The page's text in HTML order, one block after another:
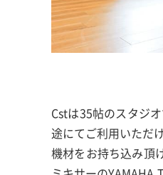
Cstは35帖のスタジ
途にてご利用いただ
機材をお持ち込み頂